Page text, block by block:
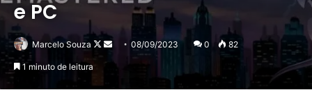
e PC
Marcelo Souza
Follow
Mande
um
08/09/2023 0 82
1 minuto de leitura